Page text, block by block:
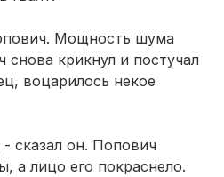
Мощность шума
снова крикнул и постучал
воцарилось некое
сказал он. Попович
а лицо его покраснело.